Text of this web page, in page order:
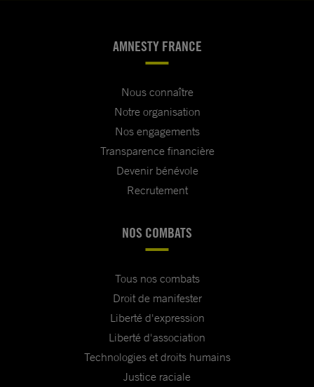
AMNESTY FRANCE
Nous connaître
Notre organisation
Nos engagements
Transparence financière
Devenir bénévole
Recrutement
NOS COMBATS
Tous nos combats
Droit de manifester
Liberté d'expression
Liberté d'association
Technologies et droits humains
Justice raciale